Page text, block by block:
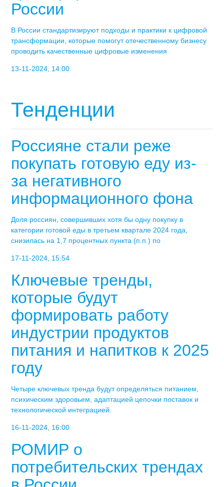
России
В России стандартизируют подходы и практики к цифровой
трансформации, которые помогут отечественному бизнесу
проводить качественные цифровые изменения
13-11-2024, 14:00
Тенденции
Россияне стали реже
покупать готовую еду из-
за негативного
информационного фона
Доля россиян, совершивших хотя бы одну покупку в
категории готовой еды в третьем квартале 2024 года,
снизилась на 1,7 процентных пункта (п.п.) по
17-11-2024, 15:54
Ключевые тренды,
которые будут
формировать работу
индустрии продуктов
питания и напитков к 2025
году
Четыре ключевых тренда будут определяться питанием,
психическим здоровьем, адаптацией цепочки поставок и
технологической интеграцией.
16-11-2024, 16:00
РОМИР о
потребительских трендах